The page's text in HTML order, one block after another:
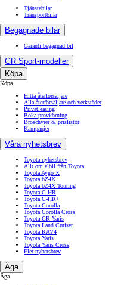
Tjänstebilar
Transportbilar
Begagnade bilar
Garanti begagnad bil
GR Sport-modeller
Köpa
Köpa
Hitta återförsäljare
Alla återförsäljare och verkstäder
Privatleasing
Boka provkörning
Broschyrer & prislistor
Kampanjer
Våra nyhetsbrev
Toyota nyhetsbrev
Allt om elbil från Toyota
Toyota Aygo X
Toyota bZ4X
Toyota bZ4X Touring
Toyota C-HR
Toyota C-HR+
Toyota Corolla
Toyota Corolla Cross
Toyota GR Yaris
Toyota Land Cruiser
Toyota RAV4
Toyota Yaris
Toyota Yaris Cross
Fler nyhetsbrev
Äga
Äga